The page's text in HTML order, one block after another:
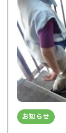
お知らせ